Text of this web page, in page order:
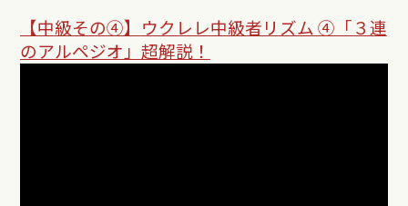
【中級その④】 ウクレレ中級者リズム ④「３連
のアルペジオ」超解説！